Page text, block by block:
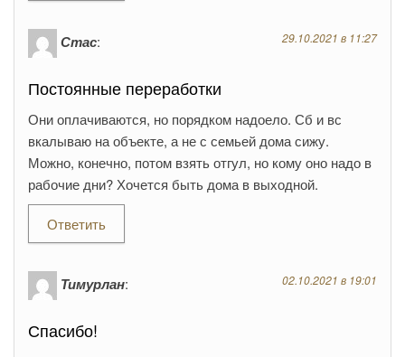
Стас: 29.10.2021 в 11:27
Постоянные переработки
Они оплачиваются, но порядком надоело. Сб и вс
вкалываю на объекте, а не с семьей дома сижу.
Можно, конечно, потом взять отгул, но кому оно надо в
рабочие дни? Хочется быть дома в выходной.
Ответить
Тимурлан: 02.10.2021 в 19:01
Спасибо!